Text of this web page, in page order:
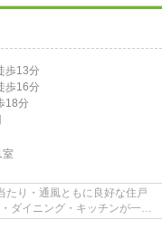
歩13分
歩16分
18分
室
たり・通風ともに良好な住戸
ダイニング・キッチンが一体